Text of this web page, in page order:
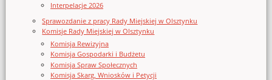
Interpelacje 2026
Sprawozdanie z pracy Rady Miejskiej w Olsztynku
Komisje Rady Miejskiej w Olsztynku
Komisja Rewizyjna
Komisja Gospodarki i Budżetu
Komisja Spraw Społecznych
Komisja Skarg, Wniosków i Petycji